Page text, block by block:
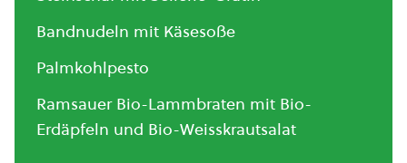
Bandnudeln mit Käsesoße
Palmkohlpesto
Ramsauer Bio-Lammbraten mit Bio-
Erdäpfeln und Bio-Weisskrautsalat